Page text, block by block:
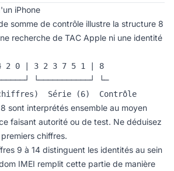
iPhone
somme de contrôle illustre la structure 8
recherche de TAC Apple ni une identité
2 0 | 3 2 3 7 5 1 | 8
└───────────┘ └─
Série (6)  Contrôle
sont interprétés ensemble au moyen
faisant autorité ou de test. Ne déduisez
chiffres.
9 à 14 distinguent les identités au sein
IMEI remplit cette partie de manière